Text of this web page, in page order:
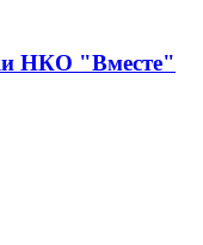
НКО "Вместе"